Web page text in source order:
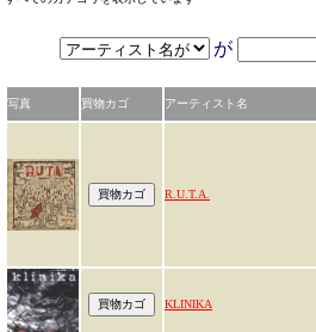
が
写真 買物カゴ アーティスト名
R.U.T.A.
KLINIKA